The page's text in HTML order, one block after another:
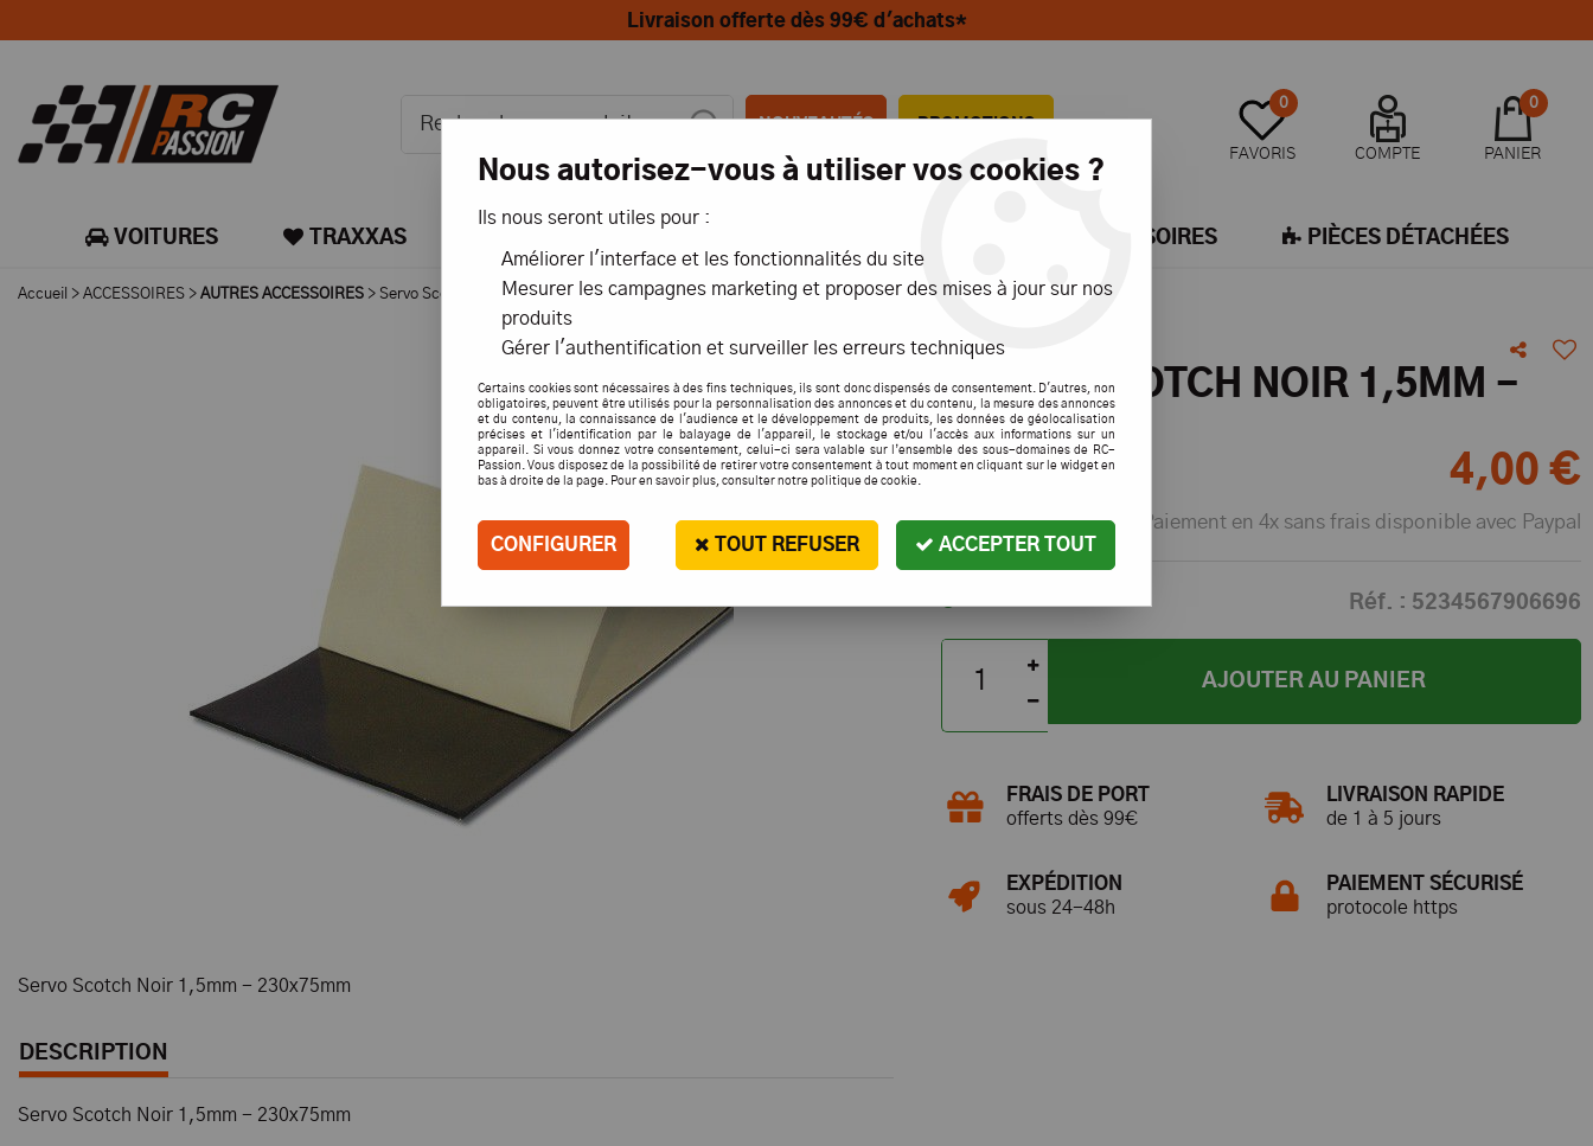
Livraison offerte dès 99€ d'achats*
NOUVEAUTÉS PROMOTIONS
0
FAVORIS COMPTE
0
PANIER
VOITURES TRAXXAS ACCESSOIRES PIÈCES DÉTACHÉES
Accueil > ACCESSOIRES > AUTRES ACCESSOIRES > Servo Scotch Noir 1,5mm - 230x75mm
SERVO SCOTCH NOIR 1,5MM -
230X75MM
4,00 €
Paiement en 4x sans frais disponible avec Paypal
Réf. : 5234567906696
AJOUTER AU PANIER
FRAIS DE PORT
offerts dès 99€
EXPÉDITION
sous 24-48h
LIVRAISON RAPIDE
de 1 à 5 jours
PAIEMENT SÉCURISÉ
protocole https
Servo Scotch Noir 1,5mm - 230x75mm
DESCRIPTION
Servo Scotch Noir 1,5mm - 230x75mm
Nous autorisez-vous à utiliser vos cookies ?
Ils nous seront utiles pour :
Améliorer l'interface et les fonctionnalités du site
Mesurer les campagnes marketing et proposer des mises à jour sur nos
produits
Gérer l'authentification et surveiller les erreurs techniques
Certains cookies sont nécessaires à des fins techniques, ils sont donc dispensés de consentement. D'autres, non
obligatoires, peuvent être utilisés pour la personnalisation des annonces et du contenu, la mesure des annonces
et du contenu, la connaissance de l'audience et le développement de produits, les données de géolocalisation
précises et l'identification par le balayage de l'appareil, le stockage et/ou l'accès aux informations sur un
appareil. Si vous donnez votre consentement, celui-ci sera valable sur l’ensemble des sous-domaines de RC-
Passion. Vous disposez de la possibilité de retirer votre consentement à tout moment en cliquant sur le widget en
bas à droite de la page. Pour en savoir plus, consulter notre politique de cookie.
CONFIGURER TOUT REFUSER ACCEPTER TOUT